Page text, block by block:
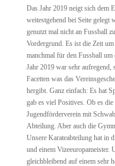
Das Jahr 2019 neigt sich dem
weitestgehend bei Seite gelegt
genutzt mal nicht an Fussball
Vordergrund. Es ist die Zeit
manchmal für den Fussball um
Jahr 2019 war sehr aufregend,
Facetten was das
hergibt. Ganz einfach: Es hat
gab es viel Positives. Ob es
Jugendförderverein mit
Abteilung. Aber auch die
Unsere Karateabteilung hat in
und einem Vizeeuropameister.
gleichbleibend auf einem sehr